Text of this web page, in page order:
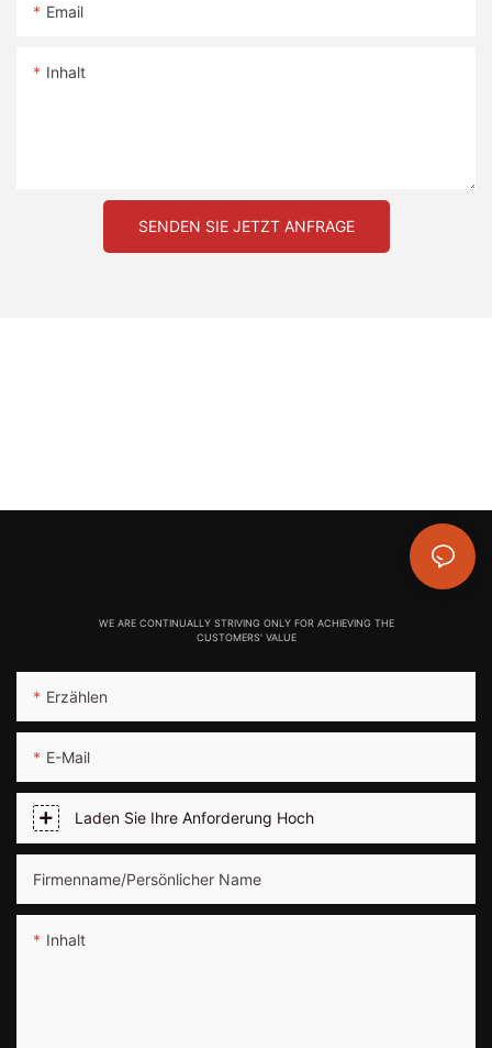
Email
Inhalt
SENDEN SIE JETZT ANFRAGE
WE ARE CONTINUALLY STRIVING ONLY FOR ACHIEVING THE
CUSTOMERS' VALUE
Erzählen
E-Mail
Laden Sie Ihre Anforderung Hoch
Firmenname/persönlicher Name
Inhalt